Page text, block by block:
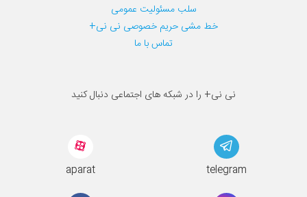
سلب مسئولیت عمومی
خط مشی حریم خصوصی نی نی+
تماس با ما
نی نی+ را در شبکه های اجتماعی دنبال کنید
aparat telegram